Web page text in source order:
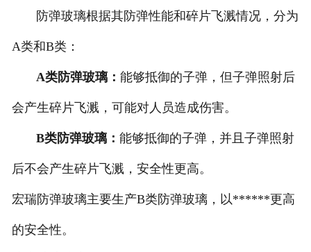
防弹玻璃根据其防弹性能和碎片飞溅情况，分为
A类和B类：
A类防弹玻璃： 能够抵御的子弹，但子弹照射后
会产生碎片飞溅，可能对人员造成伤害。
B类防弹玻璃： 能够抵御的子弹，并且子弹照射
后不会产生碎片飞溅，安全性更高。
宏瑞防弹玻璃主要生产B类防弹玻璃，以******更高
的安全性。